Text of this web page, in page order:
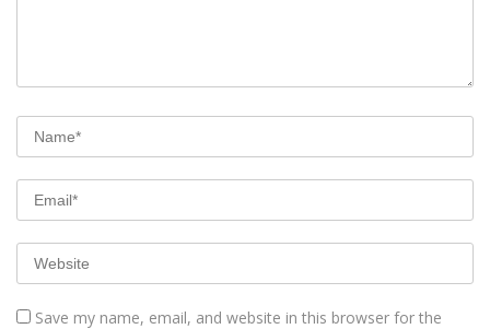
Save my name, email, and website in this browser for the